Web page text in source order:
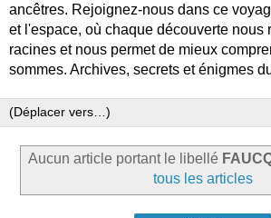
ancêtres. Rejoignez-nous dans ce
et l'espace, où chaque découverte nous
racines et nous permet de mieux
sommes. Archives, secrets et énigmes
Aucun article portant le libellé
tous les articles